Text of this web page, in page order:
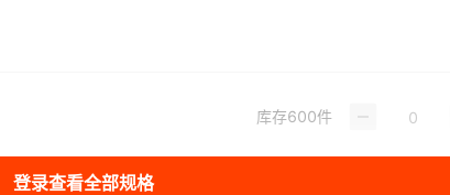
库存600件
登录查看全部规格